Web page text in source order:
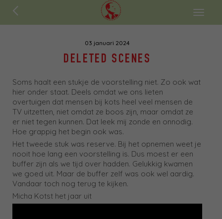
Toggle
03 januari 2024
DELETED SCENES
Soms haalt een stukje de voorstelling niet. Zo ook wat
hier onder staat. Deels omdat we ons lieten
overtuigen dat mensen bij kots heel veel mensen de
TV uitzetten, niet omdat ze boos zijn, maar omdat ze
er niet tegen kunnen. Dat leek mij zonde en onnodig.
Hoe grappig het begin ook was.
Het tweede stuk was reserve. Bij het opnemen weet je
nooit hoe lang een voorstelling is. Dus moest er een
buffer zijn als we tijd over hadden. Gelukkig kwamen
we goed uit. Maar de buffer zelf was ook wel aardig.
Vandaar toch nog terug te kijken.
Micha Kotst het jaar uit